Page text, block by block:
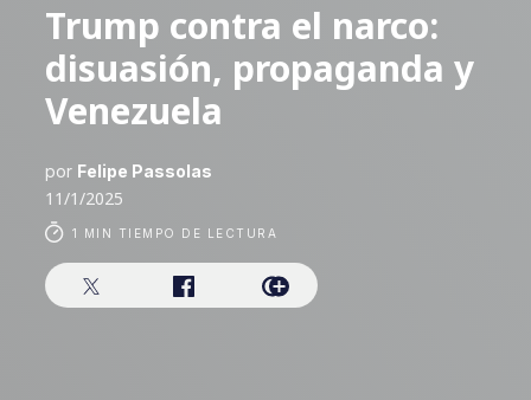
Trump contra el narco:
disuasión, propaganda y
Venezuela
por Felipe Passolas
11/1/2025
1 MIN TIEMPO DE LECTURA